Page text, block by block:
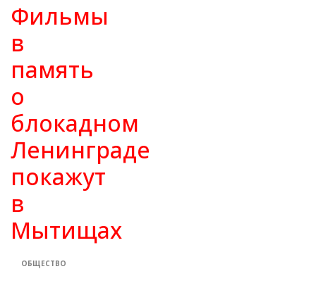
Фильмы
в
память
о
блокадном
Ленинграде
покажут
в
Мытищах
ОБЩЕСТВО